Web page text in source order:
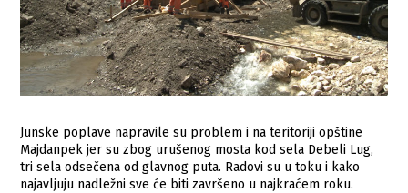
Junske poplave napravile su problem i na teritoriji opštine
Majdanpek jer su zbog urušenog mosta kod sela Debeli Lug,
tri sela odsečena od glavnog puta. Radovi su u toku i kako
najavljuju nadležni sve će biti završeno u najkraćem roku.